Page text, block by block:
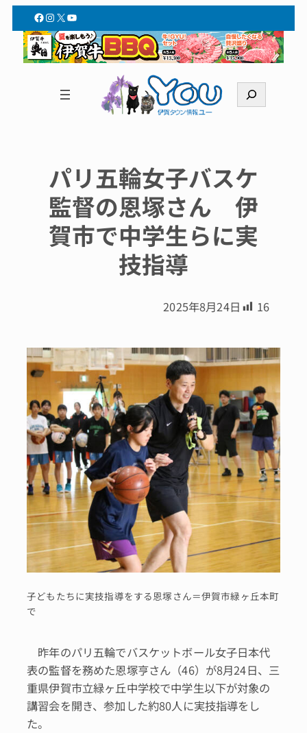
Facebook
Instagram
X YouTube
索
パリ五輪女子バスケ
監督の恩塚さん 伊
賀市で中学生らに実
技指導
2025年8月24日 16
子どもたちに実技指導をする恩塚さん＝伊賀市緑ヶ丘本町
で
昨年のパリ五輪でバスケットボール女子日本代
表の監督を務めた恩塚亨さん（46）が8月24日、三
重県伊賀市立緑ヶ丘中学校で中学生以下が対象の
講習会を開き、参加した約80人に実技指導をし
た。